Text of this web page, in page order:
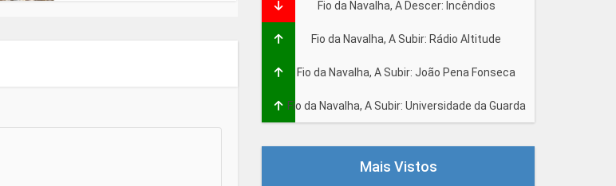
Fio da Navalha, A Descer: Incêndios
Fio da Navalha, A Subir: Rádio Altitude
Fio da Navalha, A Subir: João Pena Fonseca
Fio da Navalha, A Subir: Universidade da Guarda
Mais Vistos